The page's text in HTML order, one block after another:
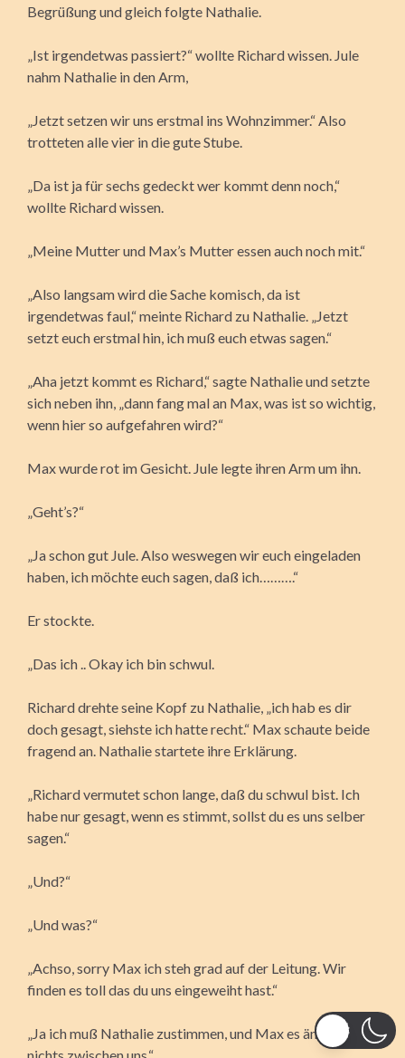
Begrüßung und gleich folgte Nathalie.
„Ist irgendetwas passiert?“ wollte Richard wissen. Jule
nahm Nathalie in den Arm,
„Jetzt setzen wir uns erstmal ins Wohnzimmer.“ Also
trotteten alle vier in die gute Stube.
„Da ist ja für sechs gedeckt wer kommt denn noch,“
wollte Richard wissen.
„Meine Mutter und Max’s Mutter essen auch noch mit.“
„Also langsam wird die Sache komisch, da ist
irgendetwas faul,“ meinte Richard zu Nathalie. „Jetzt
setzt euch erstmal hin, ich muß euch etwas sagen.“
„Aha jetzt kommt es Richard,“ sagte Nathalie und setzte
sich neben ihn, „dann fang mal an Max, was ist so wichtig,
wenn hier so aufgefahren wird?“
Max wurde rot im Gesicht. Jule legte ihren Arm um ihn.
„Geht’s?“
„Ja schon gut Jule. Also weswegen wir euch eingeladen
haben, ich möchte euch sagen, daß ich……….“
Er stockte.
„Das ich .. Okay ich bin schwul.
Richard drehte seine Kopf zu Nathalie, „ich hab es dir
doch gesagt, siehste ich hatte recht.“ Max schaute beide
fragend an. Nathalie startete ihre Erklärung.
„Richard vermutet schon lange, daß du schwul bist. Ich
habe nur gesagt, wenn es stimmt, sollst du es uns selber
sagen.“
„Und?“
„Und was?“
„Achso, sorry Max ich steh grad auf der Leitung. Wir
finden es toll das du uns eingeweiht hast.“
„Ja ich muß Nathalie zustimmen, und Max es ändert sich
nichts zwischen uns.“